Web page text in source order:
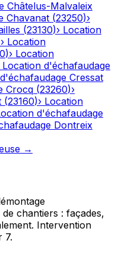
Châtelus-Malvaleix
Chavanat (23250)›
(23130)› Location
› Location
)› Location
Location d'échafaudage
Cressat
Crocq (23260)›
(23160)› Location
d'échafaudage
Dontreix
→
chantiers : façades,
Intervention
7.